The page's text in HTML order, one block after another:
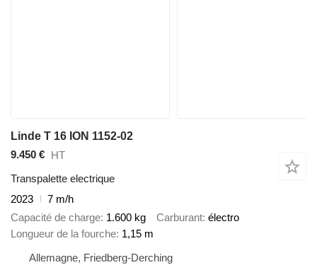
Linde T 16 ION 1152-02
9.450 €
HT
Transpalette electrique
2023
7 m/h
Capacité de charge 1.600 kg Carburant électro
Longueur de la fourche 1,15 m
Allemagne, Friedberg-Derching